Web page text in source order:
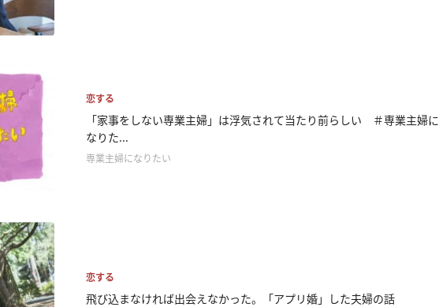
恋する
「家事をしない専業主婦」は浮気されて当たり前らしい ＃専業主婦に
なりた...
専業主婦になりたい
恋する
飛び込まなければ出会えなかった。「アプリ婚」した夫婦の話